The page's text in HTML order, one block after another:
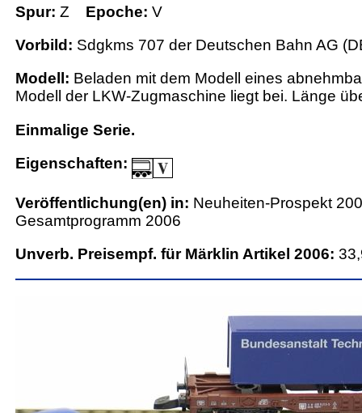
Spur: Z Epoche: V
Vorbild: Sdgkms 707 der Deutschen Bahn AG
Modell: Beladen mit dem Modell eines
Modell der LKW-Zugmaschine liegt bei. Länge
Einmalige Serie.
Eigenschaften:
Veröffentlichung(en) in: Neuheiten-Prospekt
Gesamtprogramm 2006
Unverb. Preisempf. für Märklin Artikel 2006: